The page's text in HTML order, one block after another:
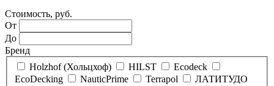
Стоимость, руб.
От
До
Бренд
Holzhof (Хольцхоф)
HILST
Ecodeck
EcoDecking
NauticPrime Terrapol
ЛАТИТУДО